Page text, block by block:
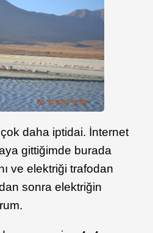
daha iptidai. İnternet
gittiğimde burada
ve elektriği trafodan
sonra elektriğin